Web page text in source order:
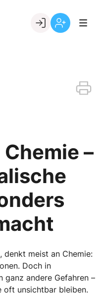
–
denkt meist an Chemie:
Doch in
ganz andere Gefahren –
oft unsichtbar bleiben.